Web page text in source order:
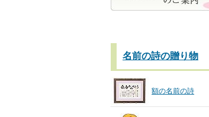
名前の詩の贈り物
額の名前の詩